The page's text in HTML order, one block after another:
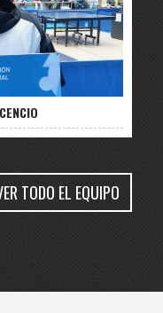
TODO EL EQUIPO